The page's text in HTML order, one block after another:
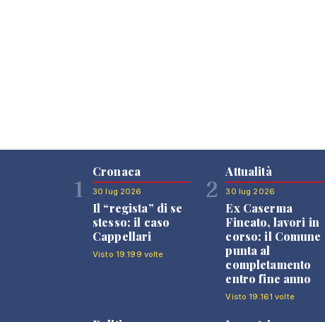
1
Cronaca
30 lug 2026
Il “regista” di se
stesso: il caso
Cappellari
Visto 19.199 volte
2
Attualità
30 lug 2026
Ex Caserma
Fincato, lavori in
corso: il Comune
punta al
completamento
entro fine anno
Visto 19.161 volte